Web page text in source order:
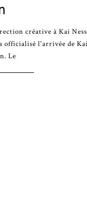
créative à Kai
officialisé l'arrivée de
Le